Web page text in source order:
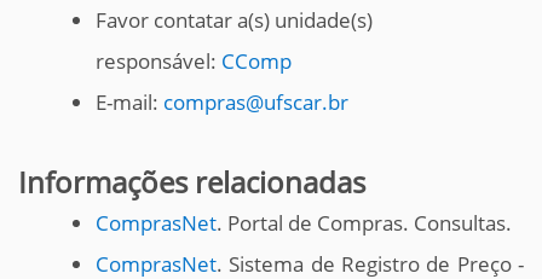
Favor contatar a(s) unidade(s)
responsável: CComp
E-mail: compras@ufscar.br
Informações relacionadas
ComprasNet. Portal de Compras. Consultas.
ComprasNet. Sistema de Registro de Preço -